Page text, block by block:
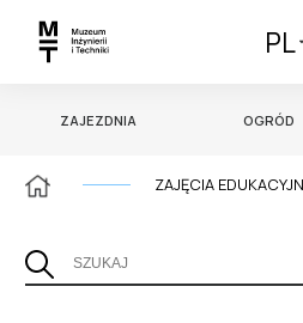
PL
ZAJEZDNIA OGRÓD
ZAJĘCIA